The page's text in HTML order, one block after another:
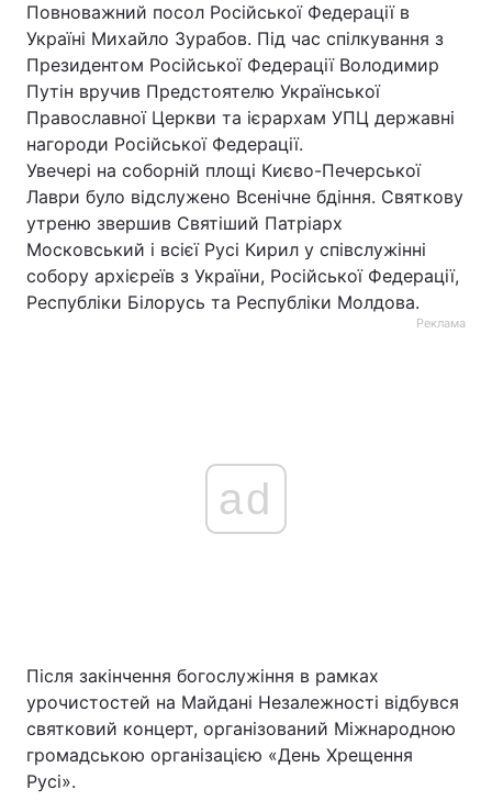
Повноважний посол Російської Федерації в
Україні Михайло Зурабов. Під час спілкування з
Президентом Російської Федерації Володимир
Путін вручив Предстоятелю Української
Православної Церкви та ієрархам УПЦ державні
нагороди Російської Федерації.
Увечері на соборній площі Києво-Печерської
Лаври було відслужено Всенічне бдіння. Святкову
утреню звершив Святіший Патріарх
Московський і всієї Русі Кирил у співслужінні
собору архієреїв з України, Російської Федерації,
Республіки Білорусь та Республіки Молдова.
Реклама
ad
Після закінчення богослужіння в рамках
урочистостей на Майдані Незалежності відбувся
святковий концерт, організований Міжнародною
громадською організацією «День Хрещення
Русі».